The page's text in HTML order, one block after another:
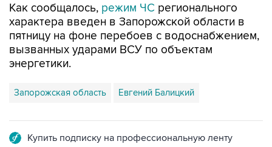
Как сообщалось, режим ЧС регионального
характера введен в Запорожской области в
пятницу на фоне перебоев с водоснабжением,
вызванных ударами ВСУ по объектам
энергетики.
Запорожская область Евгений Балицкий
Купить подписку на профессиональную ленту